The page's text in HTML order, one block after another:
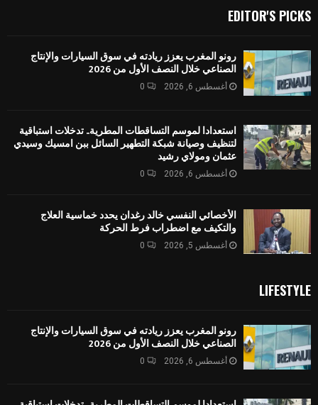
EDITOR'S PICKS
رونو المغرب يعزز ريادته في سوق السيارات والإنتاج
الصناعي خلال النصف الأول من 2026
أغسطس 6, 2026 0
استعدادا لموسم التساقطات المطرية.. تدخلات استباقية
لتنظيف وصيانة شبكة التطهير السائل ببن امسيك وسيدي
عثمان ومولاي رشيد
أغسطس 6, 2026 0
الأخصائي النفسي خالد رغدان يحدد خماسية العلاج
والتكيف مع اضطراب فرط الحركة
أغسطس 5, 2026 0
LIFESTYLE
رونو المغرب يعزز ريادته في سوق السيارات والإنتاج
الصناعي خلال النصف الأول من 2026
أغسطس 6, 2026 0